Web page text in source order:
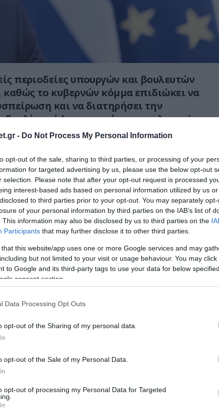
- Do Not Process My Personal Information
opt-out of the sale, sharing to third parties, or processing of your
for targeted advertising by us, please use the below opt-out
selection. Please note that after your opt-out request is processed
interest-based ads based on personal information utilized by us
to third parties prior to your opt-out. You may separately
of your personal information by third parties on the IAB’s list of
This information may also be disclosed by us to third parties on the
Participants that may further disclose it to other third parties.
that this website/app uses one or more Google services and may
but not limited to your visit or usage behaviour. You may
to Google and its third-party tags to use your data for below
consent section.
Data Processing Opt Outs
opt-out of the Sharing of my personal data.
opt-out of the Sale of my Personal Data.
opt-out of processing my Personal Data for Targeted
περιοδείες υπουργών και βουλευτών
το κυβερνών κόμμα επιδιώκει να
και να διατηρήσει την
ενόψει της επόμενης εκλογικής
αντί του καθιερωμένου
Μητσοτάκης επέλεξε να
συνολικό απολογισμό της πορείας της
έως σήμερα.
πίεση να εντείνεται, τα σκάνδαλα
και το Ταμείο Ανάκαμψης να τελειώνει ο
και λέει ότι θα στήσει κάλπες το 2027
όπως η σημερινή δείχνουν ότι οι
να είναι πιο κοντά από αυτό που λέει.
τριών ετών από την
συμπλήρωση επτά ετών από την πρώτη
Νέας Δημοκρατίας το 2019 στην
πρωθυπουργός σημειώνει ότι
αναγνωρίζοντας ότι οι προσδοκίες
παραμένουν υψηλές και ότι η
πάντα να ανταποκρίνεται σε